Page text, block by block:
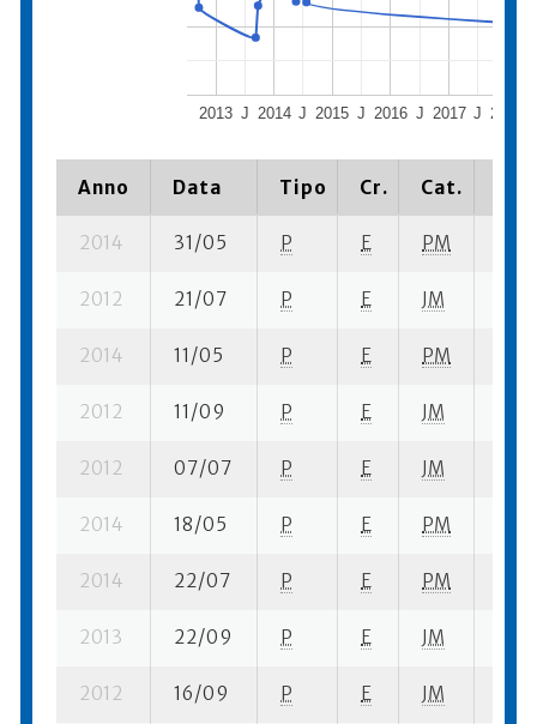
2013 2014 2015 2016 2017 2018
J J J J J
Anno Data Tipo Cr. Cat.
2014 31/05 P E PM
2012 21/07 P E JM
2014 11/05 P E PM
2012 11/09 P E JM
2012 07/07 P E JM
2014 18/05 P E PM
2014 22/07 P E PM
2013 22/09 P E JM
2012 16/09 P E JM